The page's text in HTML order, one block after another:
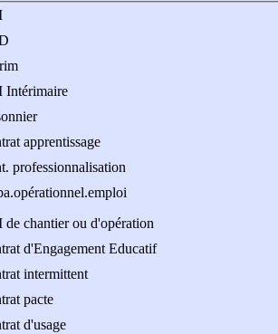
Intérimaire
apprentissage
professionnalisation
de chantier ou d'opération
d'Engagement Educatif
intermittent
pacte
d'usage